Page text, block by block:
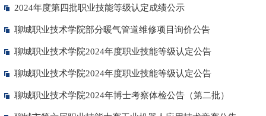
2024年度第四批职业技能等级认定成绩公示
聊城职业技术学院部分暖气管道维修项目询价公告
聊城职业技术学院2024年度职业技能等级认定公告
聊城职业技术学院2024年度职业技能等级认定公告
聊城职业技术学院2024年博士考察体检公告（第二批）